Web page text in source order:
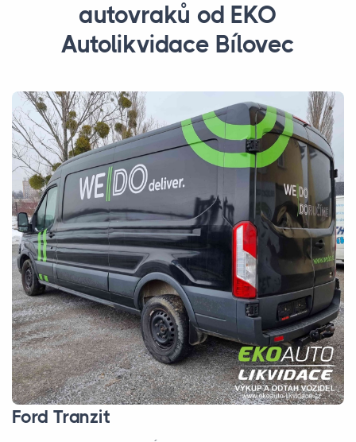
autovraků od EKO
Autolikvidace Bílovec
Ford Tranzit